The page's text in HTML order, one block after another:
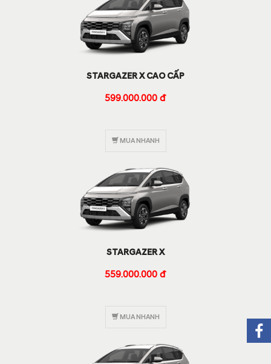
STARGAZER X CAO CẤP
599.000.000 đ
MUA NHANH
STARGAZER X
559.000.000 đ
MUA NHANH